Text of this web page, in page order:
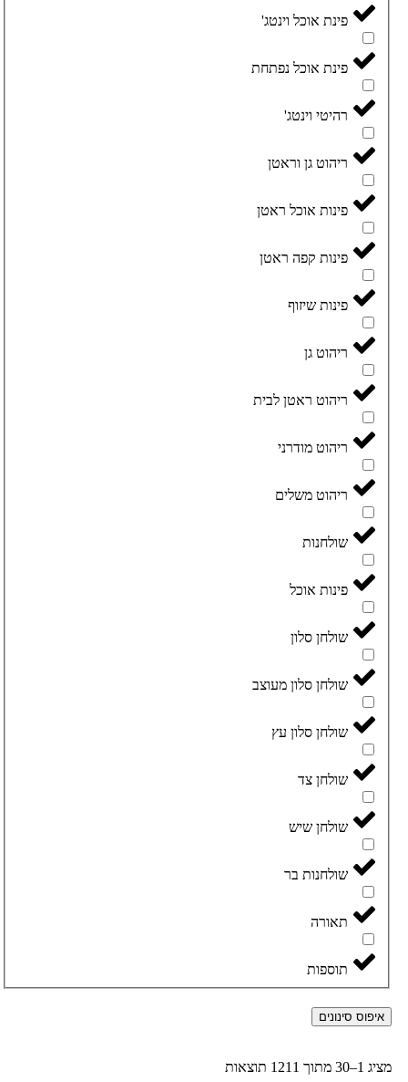
פינת אוכל וינטג'
פינת אוכל נפתחת
רהיטי וינטג'
ריהוט גן וראטן
פינות אוכל ראטן
פינות קפה ראטן
פינות שיזוף
ריהוט גן
ריהוט ראטן לבית
ריהוט מודרני
ריהוט משלים
שולחנות
פינות אוכל
שולחן סלון
שולחן סלון מעוצב
שולחן סלון עץ
שולחן צד
שולחן שיש
שולחנות בר
תאורה
תוספות
איפוס סינונים
מציג 1–30 מתוך 1211 תוצאות